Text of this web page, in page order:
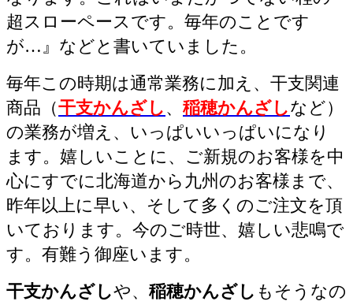
超スローペースです。毎年のことです
が…』 などと書いていました。
毎年この時期は通常業務に加え、干支関連
商品（干支かんざし 、 稲穂かんざしなど）
の業務が増え、いっぱいいっぱいになり
ます。嬉しいことに、ご新規のお客様を中
心にすでに北海道から九州のお客様まで、
昨年以上に早い、そして多くのご注文を頂
いております。今のご時世、嬉しい悲鳴で
す。有難う御座います。
干支かんざしや、 稲穂かんざし もそうなの